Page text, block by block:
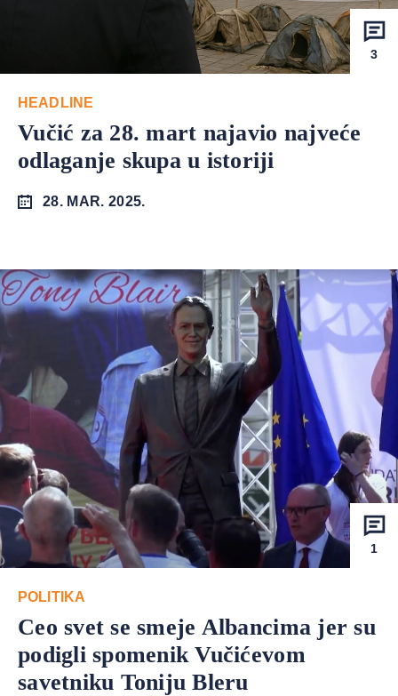
3
HEADLINE
Vučić za 28. mart najavio najveće
odlaganje skupa u istoriji
28. MAR. 2025.
1
POLITIKA
Ceo svet se smeje Albancima jer su
podigli spomenik Vučićevom
savetniku Toniju Bleru